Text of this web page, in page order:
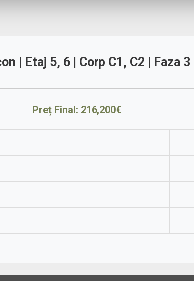
| Etaj 5, 6 | Corp C1, C2 | Faza 3
Preț Final: 216,200€